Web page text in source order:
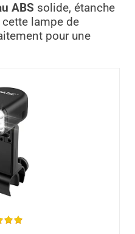
ABS solide, étanche
lampe de
pour une